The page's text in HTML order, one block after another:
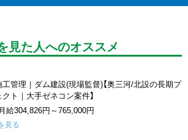
見た人へのオススメ
管理｜ダム建設(現場監督)【奥三河/北設の長期プ
クト｜大手ゼネコン案件】
給304,826円～765,000円
見る